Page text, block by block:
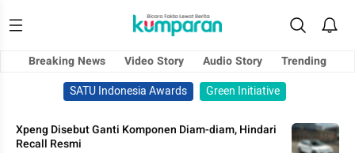
Breaking News Video Story Audio Story
Trending
SATU Indonesia Awards
Green Initiative
Xpeng Disebut Ganti Komponen Diam-diam, Hindari
Recall Resmi